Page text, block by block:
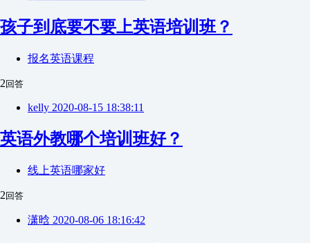
孩子到底要不要上英语培训班？
报名英语课程
2 回答
kelly 2020-08-15 18:38:11
英语外教哪个培训班好？
线上英语哪家好
2 回答
潇晗 2020-08-06 18:16:42